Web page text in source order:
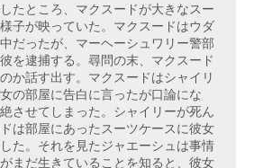
たところ、マクスードが大きなスー
子が映っていた。マクスードはウダ
だったが、マーヘーシュワリー警部
を逮捕する。尋問の末、マクスード
か話す出す。マクスードはシャイリ
の部屋に告白に言ったが口論にな
させてしまった。シャイリーが死ん
は部屋にあったスーツケースに彼女
た。それを見たジャエーシュは事情
まだ生きていることを知ると、彼女